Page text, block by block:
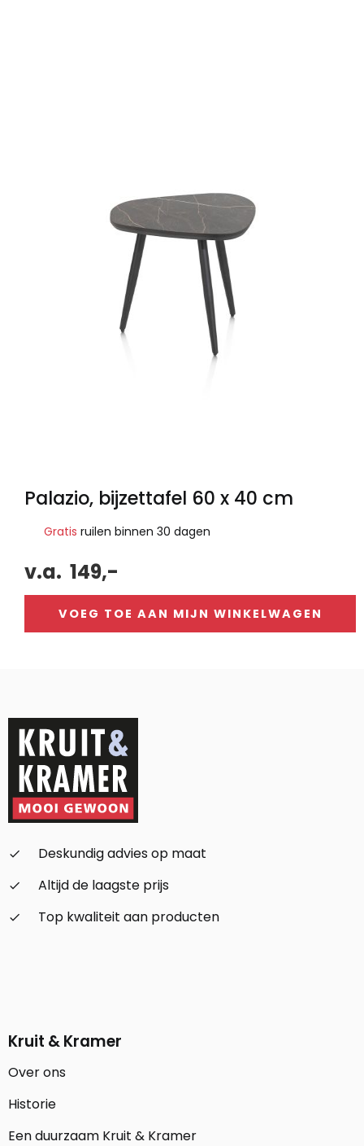
Palazio, bijzettafel 60 x 40 cm
Gratis ruilen binnen 30 dagen
v.a. 149,-
VOEG TOE AAN MIJN WINKELWAGEN
check_small
Deskundig advies op maat
check_small
Altijd de laagste prijs
check_small
Top kwaliteit aan producten
Kruit & Kramer
Over ons
Historie
Een duurzaam Kruit & Kramer